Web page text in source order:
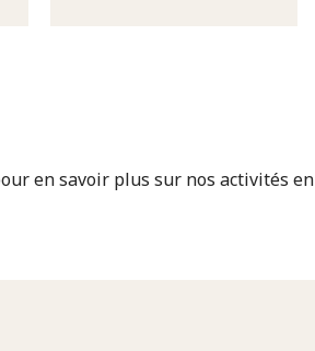
en savoir plus sur nos activités en